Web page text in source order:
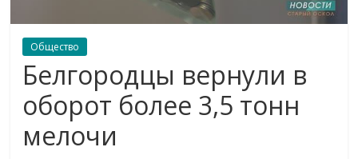
Общество
Белгородцы вернули в
оборот более 3,5 тонн
мелочи